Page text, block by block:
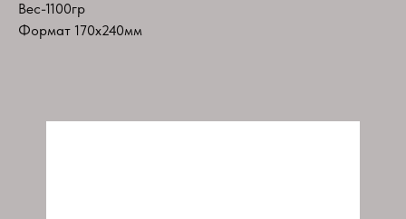
Вес-1100гр
Формат 170х240мм